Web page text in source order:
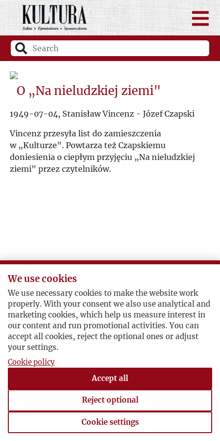
O „Na nieludzkiej ziemi"
1949-07-04, Stanisław Vincenz - Józef Czapski
Vincenz przesyła list do zamieszczenia
w „Kulturze". Powtarza też Czapskiemu
doniesienia o ciepłym przyjęciu „Na nieludzkiej
ziemi" przez czytelników.
We use cookies
We use necessary cookies to make the website work
properly. With your consent we also use analytical and
marketing cookies, which help us measure interest in
our content and run promotional activities. You can
accept all cookies, reject the optional ones or adjust
your settings.
Cookie policy
Accept all
Reject optional
Cookie settings
Cookie settings